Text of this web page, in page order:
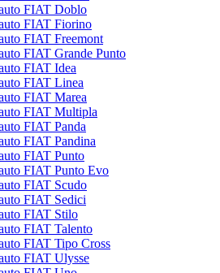
FIAT Doblo
FIAT Fiorino
FIAT Freemont
FIAT Grande Punto
FIAT Idea
FIAT Linea
FIAT Marea
FIAT Multipla
FIAT Panda
FIAT Pandina
FIAT Punto
FIAT Punto Evo
FIAT Scudo
FIAT Sedici
FIAT Stilo
FIAT Talento
FIAT Tipo Cross
FIAT Ulysse